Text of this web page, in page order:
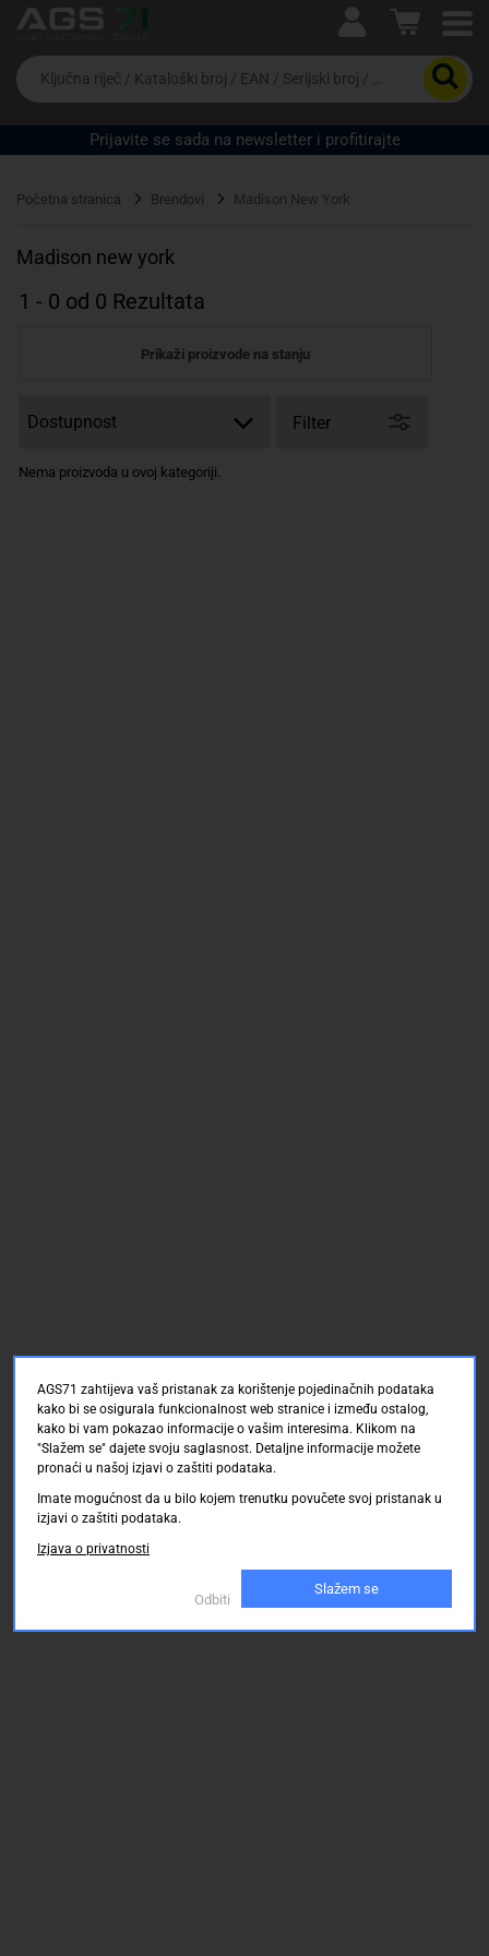
Ova postavka prilagođava asortiman proizvoda i
cijene vašim potrebama.
Da
biste
potražili
proizvod,
unesite
riječ,
EAN
serijski
Prijavite se sada na newsletter i profitirajte
Početna stranica Brendovi Madison New York
Madison new york
1 - 0 od 0 Rezultata
Prikaži proizvode na stanju
Filter
Nema proizvoda u ovoj kategoriji.
AGS71 zahtijeva vaš pristanak za korištenje pojedinačnih podataka
kako bi se osigurala funkcionalnost web stranice i između ostalog,
kako bi vam pokazao informacije o vašim interesima. Klikom na
"Slažem se" dajete svoju saglasnost. Detaljne informacije možete
pronaći u našoj izjavi o zaštiti podataka.
Imate mogućnost da u bilo kojem trenutku povučete svoj pristanak u
izjavi o zaštiti podataka.
Izjava o privatnosti
Odbiti
Slažem se